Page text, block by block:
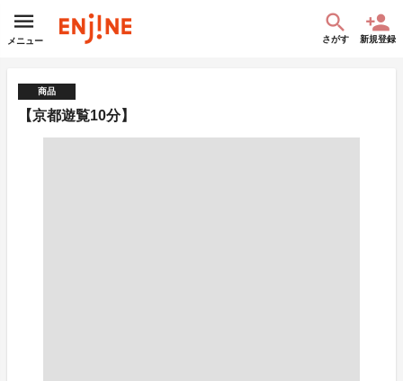
メニュー さがす 新規登録
商品
【京都遊覧10分】